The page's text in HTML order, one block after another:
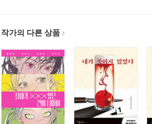
작가의 다른 상품